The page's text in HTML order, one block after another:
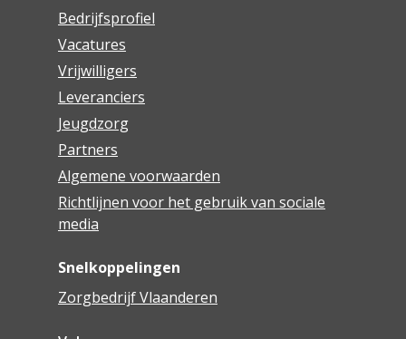
Bedrijfsprofiel
Vacatures
Vrijwilligers
Leveranciers
Jeugdzorg
Partners
Algemene voorwaarden
Richtlijnen voor het gebruik van sociale
media
Snelkoppelingen
Zorgbedrijf Vlaanderen